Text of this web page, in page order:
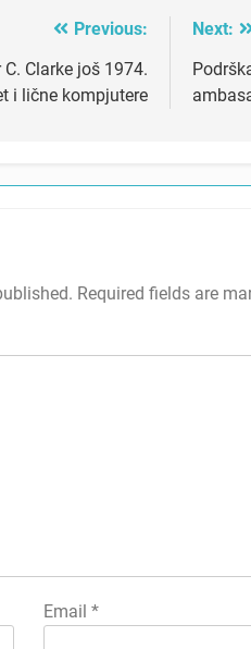
Previous:
Clarke još 1974.
i lične kompjutere
Next:
Required fields are
Email *